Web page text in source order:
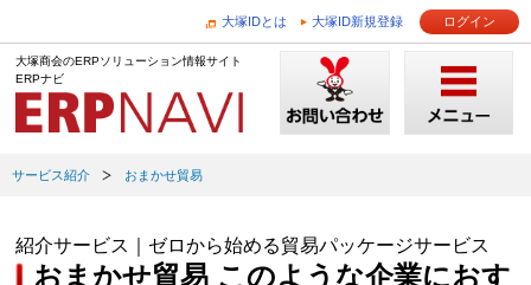
大塚IDとは 大塚ID新規登録 ログイン
大塚商会のERPソリューション情報サイト
ERPナビ
サービス紹介 おまかせ貿易
紹介サービス｜ゼロから始める貿易パッケージサービス
おまかせ貿易 このような企業におす